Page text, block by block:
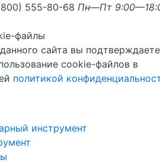
555-80-68 Пн—Пт
файлы
сайта вы подтверждаете
cookie-файлов в
политикой
инструмент